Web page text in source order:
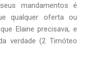
mandamentos é
qualquer oferta ou
Elaine precisava, e
verdade (2 Timóteo